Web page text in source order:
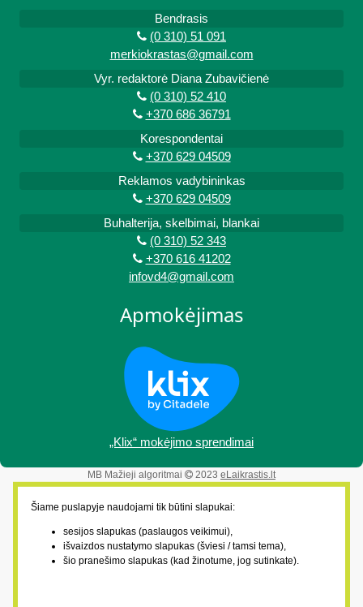
Bendrasis
(0 310) 51 091
merkiokrastas@gmail.com
Vyr. redaktorė Diana Zubavičienė
(0 310) 52 410
+370 686 36791
Korespondentai
+370 629 04509
Reklamos vadybininkas
+370 629 04509
Buhalterija, skelbimai, blankai
(0 310) 52 343
+370 616 41202
infovd4@gmail.com
Apmokėjimas
„Klix“ mokėjimo sprendimai
MB Mažieji algoritmai 2023 eLaikrastis.lt
Šiame puslapyje naudojami tik būtini slapukai:
sesijos slapukas (paslaugos veikimui),
išvaizdos nustatymo slapukas (šviesi / tamsi tema),
šio pranešimo slapukas (kad žinotume, jog sutinkate).